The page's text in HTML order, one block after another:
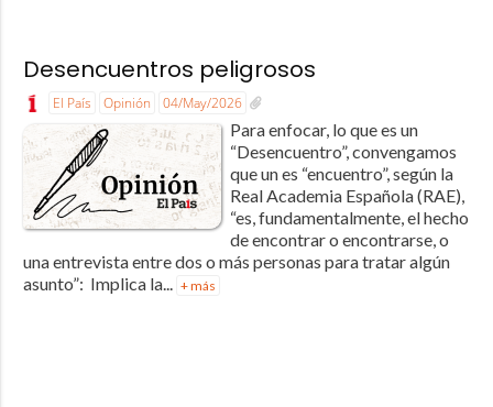
Desencuentros peligrosos
El País Opinión 04/May/2026
Para enfocar, lo que es un
“Desencuentro”, convengamos
que un es “encuentro”, según la
Real Academia Española (RAE),
“es, fundamentalmente, el hecho
de encontrar o encontrarse, o
una entrevista entre dos o más personas para tratar algún
asunto”: Implica la... + más